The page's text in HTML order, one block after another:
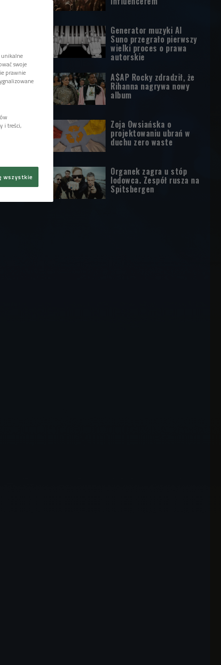
Generator muzyki AI
Suno przegrało pierwszy
wielki proces o prawa
autorskie
A$AP Rocky zdradził, że
Rihanna nagrywa nowy
album
Zoja Owsiańska o
projektowaniu ubrań w
duchu zero waste
Organek zagra u stóp
lodowca. Zespół rusza na
Spitsbergen
swoje
prawnie
i treści,
wszystkie